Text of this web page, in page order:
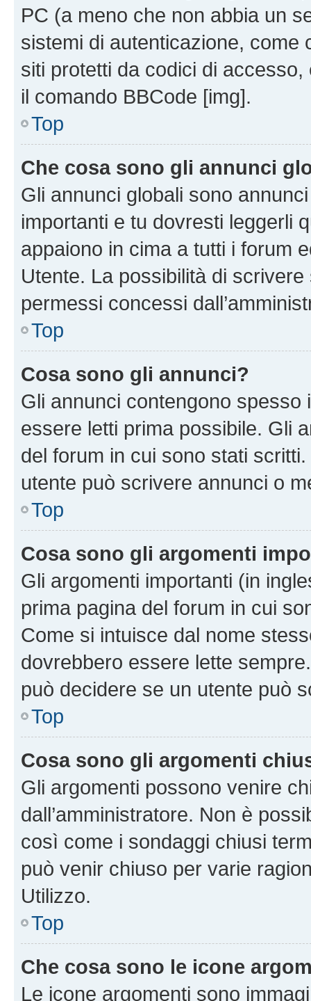
PC (a meno che non abbia un
sistemi di autenticazione, come
siti protetti da codici di
il comando BBCode [img].
Top
Che cosa sono gli annunci
Gli annunci globali sono
importanti e tu dovresti leggerli
appaiono in cima a tutti i forum
Utente. La possibilità di
permessi concessi
Top
Cosa sono gli annunci?
Gli annunci contengono
essere letti prima possibile. Gli
del forum in cui sono stati
utente può scrivere annunci o
Top
Cosa sono gli argomenti
Gli argomenti importanti (in
prima pagina del forum in cui
Come si intuisce dal nome
dovrebbero essere lette
può decidere se un utente può
Top
Cosa sono gli argomenti
Gli argomenti possono venire
dall’amministratore. Non è
così come i sondaggi chiusi
può venir chiuso per varie
Utilizzo.
Top
Che cosa sono le icone
Le icone argomenti sono